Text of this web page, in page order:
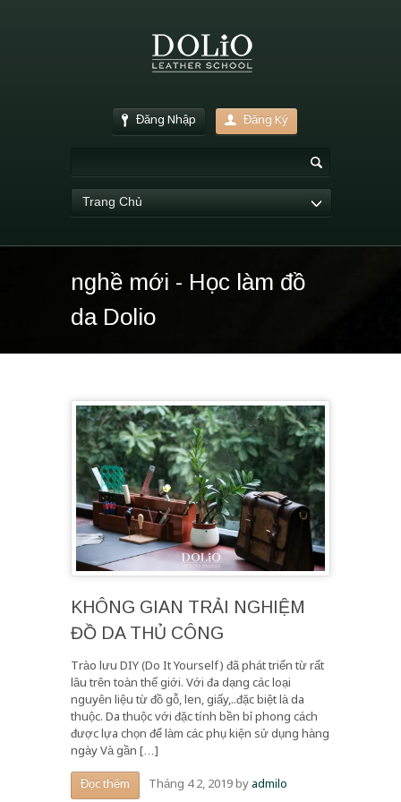
Đăng Nhập Đăng Ký
Trang Chủ
nghề mới - Học làm đồ
da Dolio
KHÔNG GIAN TRẢI NGHIỆM
ĐỒ DA THỦ CÔNG
Trào lưu DIY (Do It Yourself) đã phát triển từ rất
lâu trên toàn thế giới. Với đa dạng các loại
nguyên liệu từ đồ gỗ, len, giấy,..đặc biệt là da
thuộc. Da thuộc với đặc tính bền bỉ phong cách
được lựa chọn để làm các phụ kiện sử dụng hàng
ngày Và gần […]
Đọc thêm Tháng 4 2, 2019byadmilo